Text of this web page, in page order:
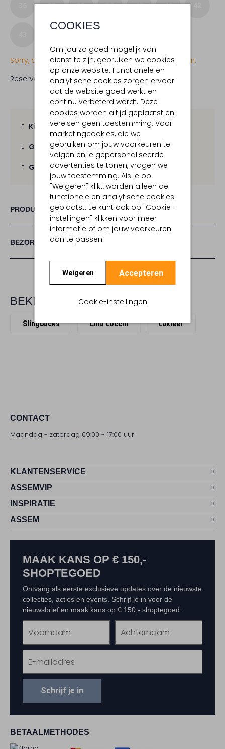
COOKIES
Om jou zo goed mogelijk van
dienst te zijn, gebruiken we cookies
op onze website. Functionele en
analytische cookies zorgen ervoor
dat de website goed werkt en
continu verbeterd wordt. Deze
cookies worden altijd geplaatst en
vereisen geen toestemming. Voor
marketingcookies, die we
gebruiken om jouw voorkeuren te
volgen en je gepersonaliseerde
advertenties te tonen, vragen we
jouw toestemming. Als je op
"Weigeren" klikt, worden alleen de
functionele en analytische cookies
geplaatst. Je kunt ook op "Cookie-
instellingen" klikken voor meer
informatie of om jouw voorkeuren
aan te passen.
Weigeren Accepteren
Cookie-instellingen
37 38 39 40 41
Sorry, dit item is momenteel (nog) niet beschikbaar.
Reserveer direct in een van onze 19 boutiques
Kies zelf je bezorgmoment
Gratis verzendingvanaf € 100,-
Gratis retourbinnen 30 dagen
PRODUCT INFORMATIE
BEZORGEN & RETOURNEREN
BEKIJK MEER
Slingbacks Lina Locchi Lakleer
CONTACT
Maandag - zaterdag 09:00 - 17:00 uur
KLANTENSERVICE
ASSEMVIP
INSPIRATIE
ASSEM
BETAALMETHODES
MAAK KANS OP € 150,-
SHOPTEGOED
Ontvang als eerste exclusieve updates over de nieuwste
collecties, acties en events. Schrijf je in voor de
nieuwsbrief en maak kans op € 150,- shoptegoed.
Schrijf je in